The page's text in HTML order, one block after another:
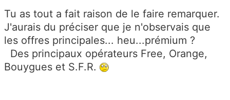
Tu as tout a fait raison de le faire remarquer.
J'aurais du préciser que je n'observais que
les offres principales... heu...prémium ?
Des principaux opérateurs Free, Orange,
Bouygues et S.F.R.